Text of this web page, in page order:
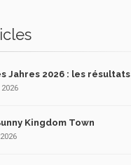
Jahres 2026 : les résultats
Kingdom Town